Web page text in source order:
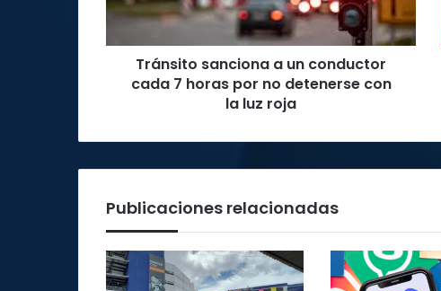
7
horas
por
detenerse
luz
Tránsito sanciona a un conductor
cada 7 horas por no detenerse con
la luz roja
Publicaciones relacionadas